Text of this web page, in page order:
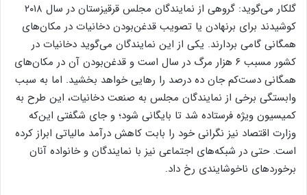
گلکار می‌گوید: گروهی از نمایندگان مجلس قرقیزستان در سال ۲۰۱۸
کوشیدند برای برنهادن یا تصویب قدغن‌بودن دخانیات در مکان‌های
همگانی گامی بردارند. یکی از این نمایندگان می‌گوید دخانیات در
کشور مسبب ۶ هزار مرگ در سال است و قدغن‌‌بودن آن در مکان‌های
همگانی دست‌کم جان ده درصد را رهایی خواهد بخشید. اما به سبب
وابستگی برخی از نمایندگان مجلس به صنعت دخانیات، این طرح به
کمیسیون ویژه فرستاده شد تا بایگانی شود؛ و جای شگفتی این‌که
وزارت اقتصاد نیز نگرانی خود را بابت کاهش درآمد مالیاتی ابراز کرده
است. حتی در شبکه‌های اجتماعی نیز با نمایندگان و خانواده آنان
برخورد‌های ناخوشایندی رخ داد.